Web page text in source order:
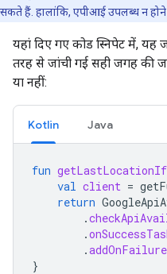
सकते हैं. हालांकि, एपीआई उपलब्ध न
यहां दिए गए कोड स्निपेट में, यह
तरह से जांची गई सही जगह की
या नहीं:
Kotlin Java
fun
val client =
return
.
.
.
}